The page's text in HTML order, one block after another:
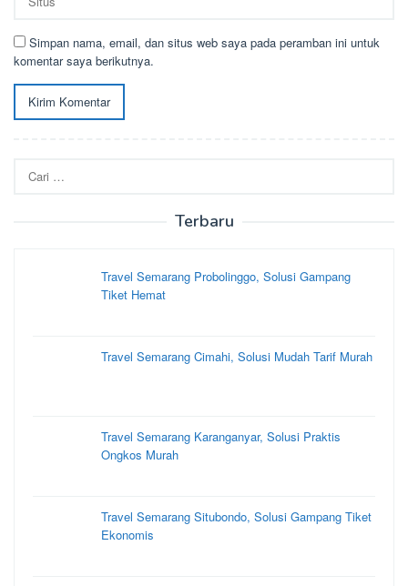
Simpan nama, email, dan situs web saya pada peramban ini untuk
komentar saya berikutnya.
untuk:
Terbaru
Travel Semarang Probolinggo, Solusi Gampang
Tiket Hemat
Travel Semarang Cimahi, Solusi Mudah Tarif Murah
Travel Semarang Karanganyar, Solusi Praktis
Ongkos Murah
Travel Semarang Situbondo, Solusi Gampang Tiket
Ekonomis